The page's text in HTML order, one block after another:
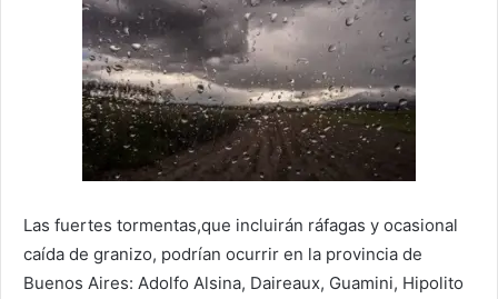
Las fuertes tormentas,que incluirán ráfagas y ocasional
caída de granizo, podrían ocurrir en la provincia de
Buenos Aires: Adolfo Alsina, Daireaux, Guamini, Hipolito